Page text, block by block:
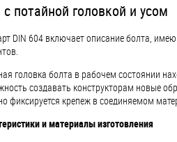
с потайной головкой и усом
DIN 604 включает описание болта,
головка болта в рабочем состоянии
создавать конструкторам новые
фиксируется крепеж в соединяемом
и материалы изготовления